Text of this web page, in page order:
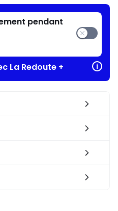
pendant
La Redoute +